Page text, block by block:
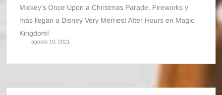
Mickey’s Once Upon a Christmas Parade, Fireworks y
más llegan a Disney Very Merriest After Hours en Magic
Kingdom!
agosto 19, 2021